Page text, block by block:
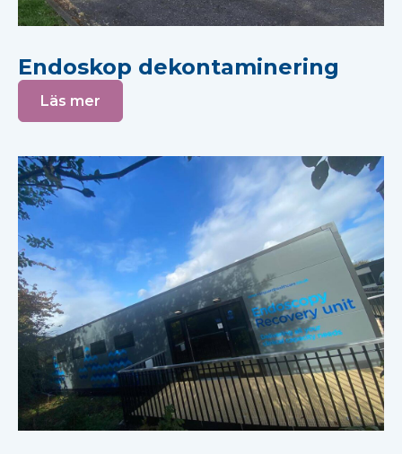
Endoskop dekontaminering
Läs mer